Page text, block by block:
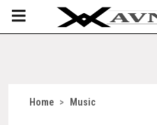
Home > Music